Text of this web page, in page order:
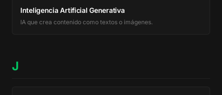
Inteligencia Artificial Generativa
IA que crea contenido como textos o imágenes.
J